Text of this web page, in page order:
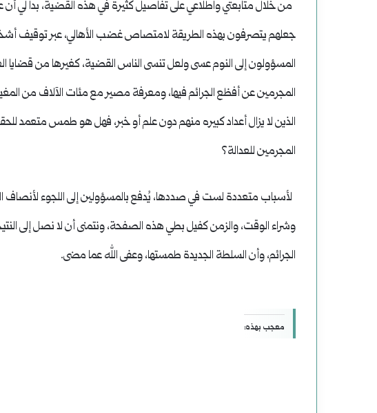
من خلال متابعتي واطلاعي على تفاصيل كثيرة في هذه القضية، بدا لي
جعلهم يتصرفون بهذه الطريقة لامتصاص غضب الأهالي، عبر توقيف أشخاص
المسؤولون إلى النوم عسى ولعل تنسى الناس القضية، كغيرها من قضايا
المجرمين عن أفظع الجرائم فيها، ومعرفة مصير مع مئات الآلاف من
الذين لا يزال أعداد كبيره منهم دون علم أو خبر، فهل هو طمس متعمد
المجرمين للعدالة؟
لأسباب متعددة لست في صددها، يُدفع بالمسؤولين إلى اللجوء
وشراء الوقت، والزمن كفيل بطي هذه الصفحة، ونتمنى أن لا نصل إلى
الجرائم، وأن السلطة الجديدة طمستها، وعفى الله عما مضى.
معجب بهذه: